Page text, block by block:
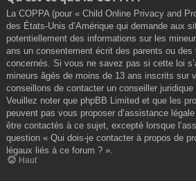
La COPPA (pour « Child Online Privacy and
des États-Unis d’Amérique qui demande aux
potentiellement des informations sur les
ans un consentement écrit des parents ou
concernés. Si vous ne savez pas si cette loi
mineurs âgés de moins de 13 ans inscrits sur
conseillons de contacter un conseiller juridique
Veuillez noter que phpBB Limited et que les
peuvent pas vous proposer d’assistance
être contactés à ce sujet, excepté lorsque
question « Qui dois-je contacter à propos de
légaux liés à ce forum ? ».
Haut